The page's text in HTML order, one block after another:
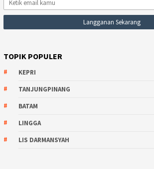
TOPIK POPULER
KEPRI
TANJUNGPINANG
BATAM
LINGGA
LIS DARMANSYAH